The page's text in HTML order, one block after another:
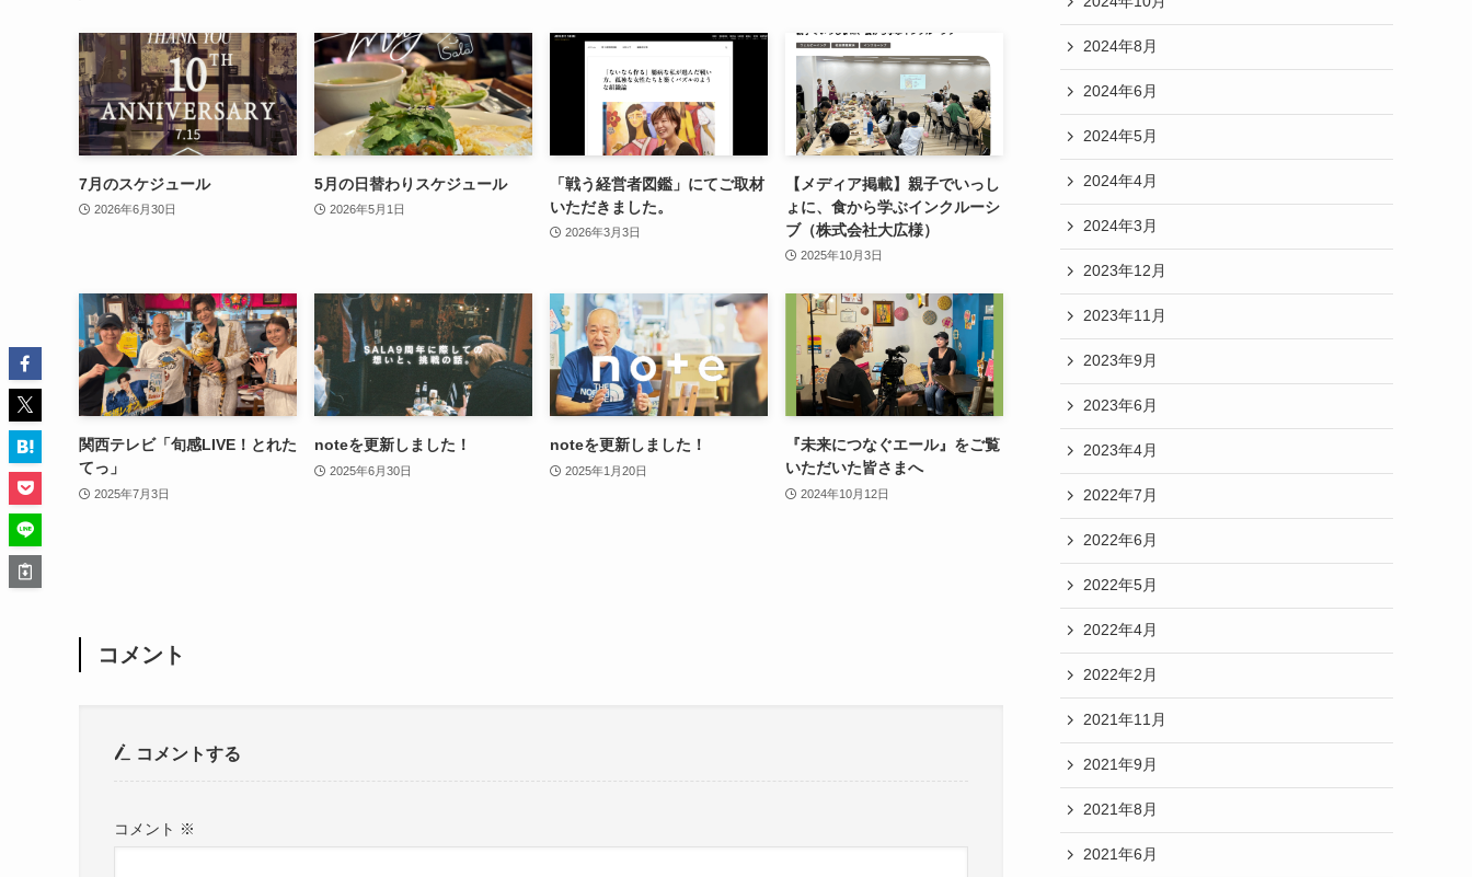
7月のスケジュール
2026年6月30日
5月の日替わりスケジュール
2026年5月1日
「戦う経営者図鑑」にてご取材
いただきました。
2026年3月3日
【メディア掲載】親子でいっし
ょに、食から学ぶインクルーシ
ブ（株式会社大広様）
2025年10月3日
関西テレビ「旬感LIVE！とれた
てっ」
2025年7月3日
noteを更新しました！
2025年6月30日
noteを更新しました！
2025年1月20日
『未来につなぐエール』をご覧
いただいた皆さまへ
2024年10月12日
コメント
コメントする
コメント ※
2024年8月
2024年6月
2024年5月
2024年4月
2024年3月
2023年12月
2023年11月
2023年9月
2023年6月
2023年4月
2022年7月
2022年6月
2022年5月
2022年4月
2022年2月
2021年11月
2021年9月
2021年8月
2021年6月